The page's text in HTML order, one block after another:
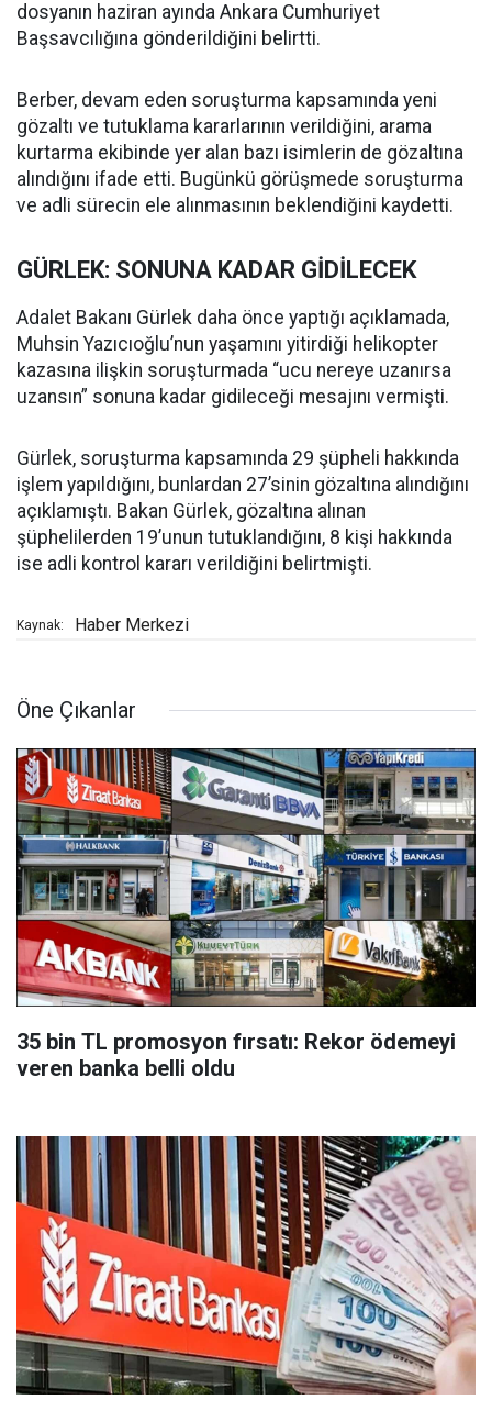
dosyanın haziran ayında Ankara Cumhuriyet
Başsavcılığına gönderildiğini belirtti.
Berber, devam eden soruşturma kapsamında yeni
gözaltı ve tutuklama kararlarının verildiğini, arama
kurtarma ekibinde yer alan bazı isimlerin de gözaltına
alındığını ifade etti. Bugünkü görüşmede soruşturma
ve adli sürecin ele alınmasının beklendiğini kaydetti.
GÜRLEK: SONUNA KADAR GİDİLECEK
Adalet Bakanı Gürlek daha önce yaptığı açıklamada,
Muhsin Yazıcıoğlu’nun yaşamını yitirdiği helikopter
kazasına ilişkin soruşturmada “ucu nereye uzanırsa
uzansın” sonuna kadar gidileceği mesajını vermişti.
Gürlek, soruşturma kapsamında 29 şüpheli hakkında
işlem yapıldığını, bunlardan 27’sinin gözaltına alındığını
açıklamıştı. Bakan Gürlek, gözaltına alınan
şüphelilerden 19’unun tutuklandığını, 8 kişi hakkında
ise adli kontrol kararı verildiğini belirtmişti.
Kaynak: Haber Merkezi
Öne Çıkanlar
35 bin TL promosyon fırsatı: Rekor ödemeyi
veren banka belli oldu